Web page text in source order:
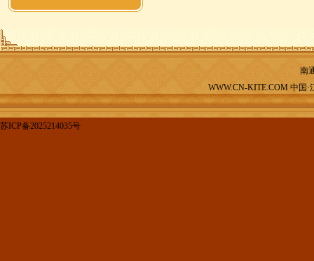
南
WWW.CN-KITE.COM 中国·
苏ICP备2025214035号